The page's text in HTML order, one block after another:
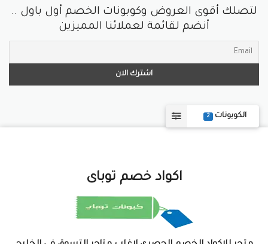
الكوبونات 2
لتصلك أقوى العروض وكوبونات الخصم أول باول ..
أنضم لقائمة لعملائنا المميزين
اكواد خصم توباى